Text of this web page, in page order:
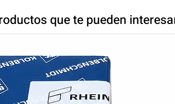
que te pueden